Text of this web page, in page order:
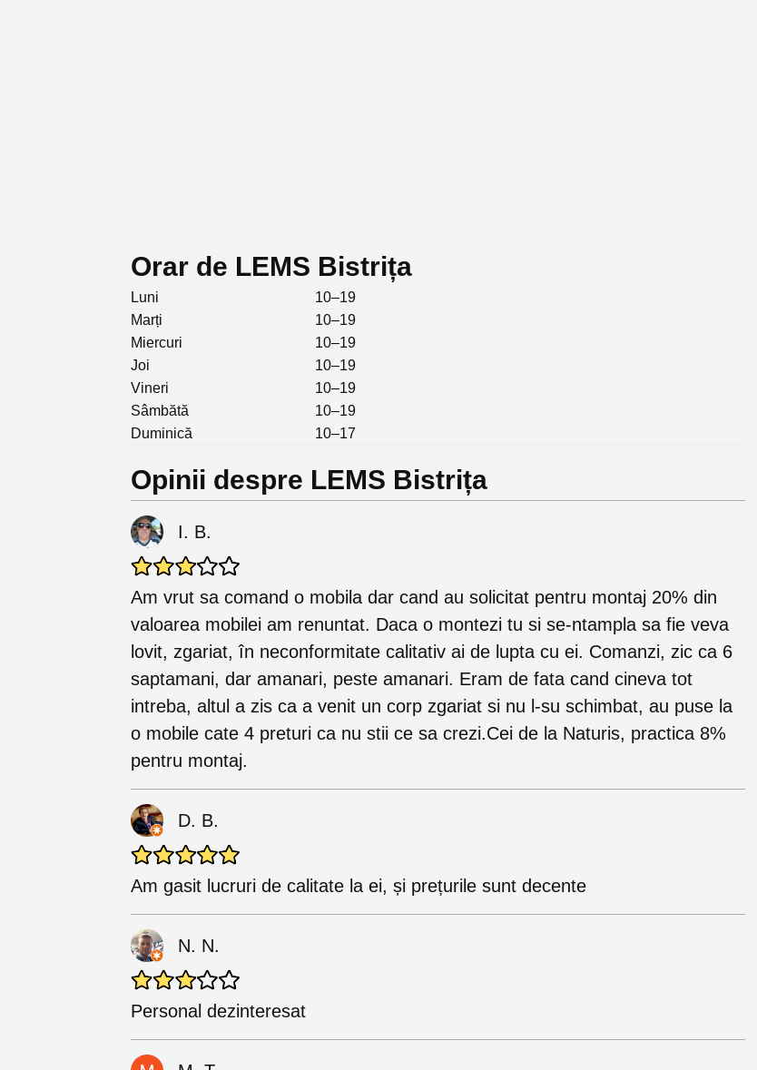
Orar de LEMS Bistrița
Luni
10–19
Marți
10–19
Miercuri
10–19
Joi
10–19
Vineri
10–19
Sâmbătă
10–19
Duminică
10–17
Opinii despre LEMS Bistrița
I. B.
Am vrut sa comand o mobila dar cand au solicitat pentru montaj 20% din
valoarea mobilei am renuntat. Daca o montezi tu si se-ntampla sa fie veva
lovit, zgariat, în neconformitate calitativ ai de lupta cu ei. Comanzi, zic ca 6
saptamani, dar amanari, peste amanari. Eram de fata cand cineva tot
intreba, altul a zis ca a venit un corp zgariat si nu l-su schimbat, au puse la
o mobile cate 4 preturi ca nu stii ce sa crezi.Cei de la Naturis, practica 8%
pentru montaj.
D. B.
Am gasit lucruri de calitate la ei, și prețurile sunt decente
N. N.
Personal dezinteresat